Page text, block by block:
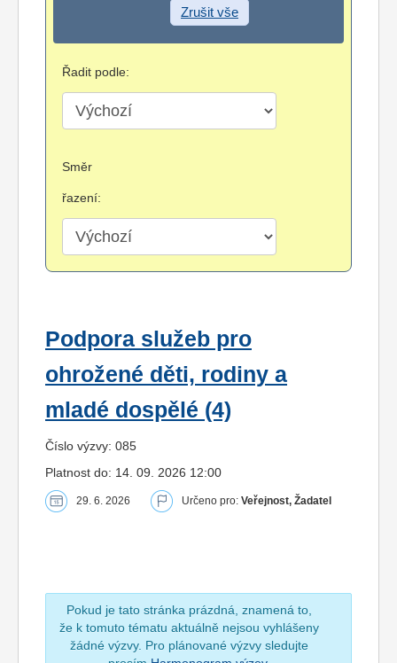
Zrušit vše
Řadit podle:
Směr
řazení:
Podpora služeb pro
ohrožené děti, rodiny a
mladé dospělé (4)
Číslo výzvy: 085
Platnost do: 14. 09. 2026 12:00
29. 6. 2026 Určeno pro: Veřejnost, Žadatel
Pokud je tato stránka prázdná, znamená to,
že k tomuto tématu aktuálně nejsou vyhlášeny
žádné výzvy. Pro plánované výzvy sledujte